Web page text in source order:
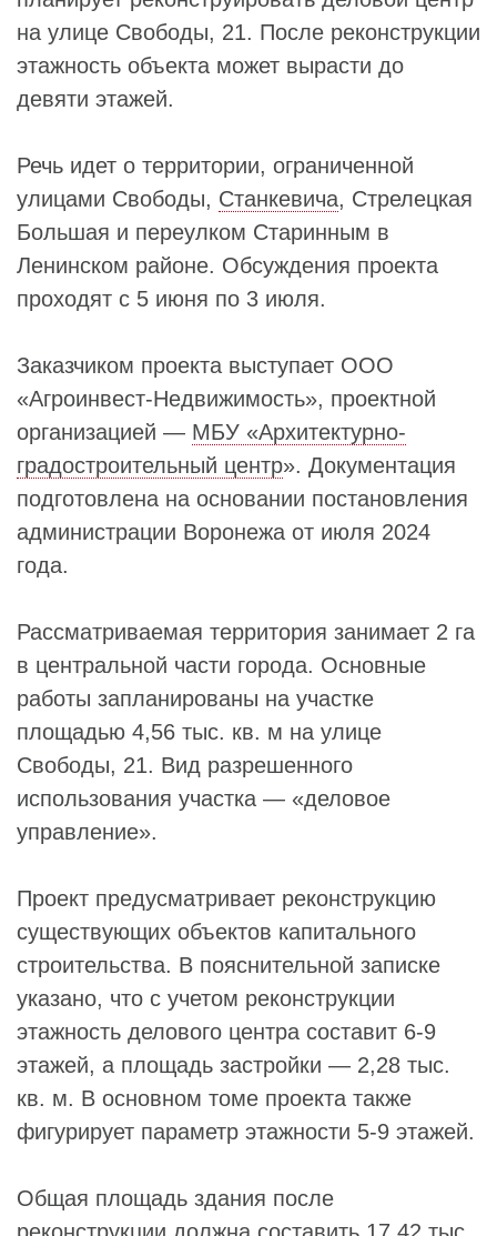
на улице Свободы, 21. После реконструкции
этажность объекта может вырасти до
девяти этажей.
Речь идет о территории, ограниченной
улицами Свободы, Станкевича, Стрелецкая
Большая и переулком Старинным в
Ленинском районе. Обсуждения проекта
проходят с 5 июня по 3 июля.
Заказчиком проекта выступает ООО
«Агроинвест-Недвижимость», проектной
организацией — МБУ «Архитектурно-
градостроительный центр». Документация
подготовлена на основании постановления
администрации Воронежа от июля 2024
года.
Рассматриваемая территория занимает 2 га
в центральной части города. Основные
работы запланированы на участке
площадью 4,56 тыс. кв. м на улице
Свободы, 21. Вид разрешенного
использования участка — «деловое
управление».
Проект предусматривает реконструкцию
существующих объектов капитального
строительства. В пояснительной записке
указано, что с учетом реконструкции
этажность делового центра составит 6-9
этажей, а площадь застройки — 2,28 тыс.
кв. м. В основном томе проекта также
фигурирует параметр этажности 5-9 этажей.
Общая площадь здания после